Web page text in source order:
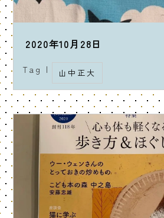
2020年10月28日
Tag | 山中正大